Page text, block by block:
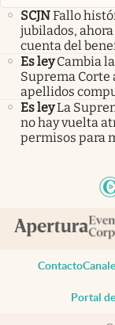
SCJNFallo
jubilados,
cuenta del
Es ley Cambia
Suprema Corte
apellidos
Es leyLa
no hay vuelta
permisos para
Contacto
Portal